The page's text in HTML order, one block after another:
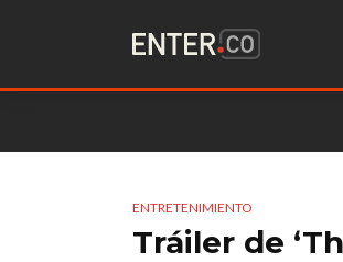
ENTRETENIMIENTO
Tráiler de